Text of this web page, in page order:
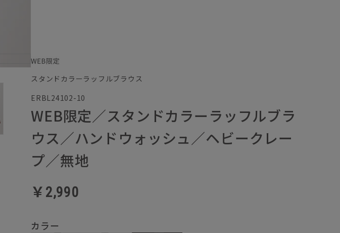
スタンドカラーラッフルブラウス
ERBL24102-10
WEB限定／スタンドカラーラッフルブラ
ウス／ハンドウォッシュ／ヘビークレー
プ／無地
￥2,990
カラー